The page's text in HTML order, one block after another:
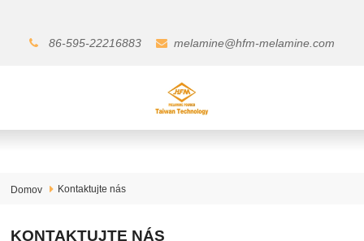
86-595-22216883 melamine@hfm-melamine.com
Domov Kontaktujte nás
KONTAKTUJTE NÁS